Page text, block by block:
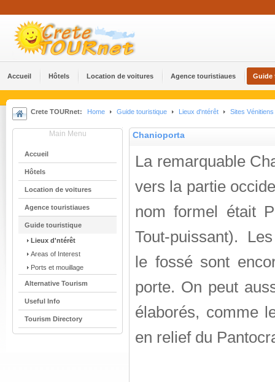
Accueil Hôtels Location de voitures Agence touristiaues Guide
Crete TOURnet: Home Guide touristique Lieux d'ntérêt Sites Vénitiens
Main Menu
Accueil
Hôtels
Location de voitures
Agence touristiaues
Guide touristique
Lieux d'ntérêt
Areas of Interest
Ports et mouillage
Alternative Tourism
Useful Info
Tourism Directory
Chanioporta
La remarquable
vers la partie
nom formel était
Tout-puissant).
le fossé sont
porte. On peut
élaborés, comme
en relief du